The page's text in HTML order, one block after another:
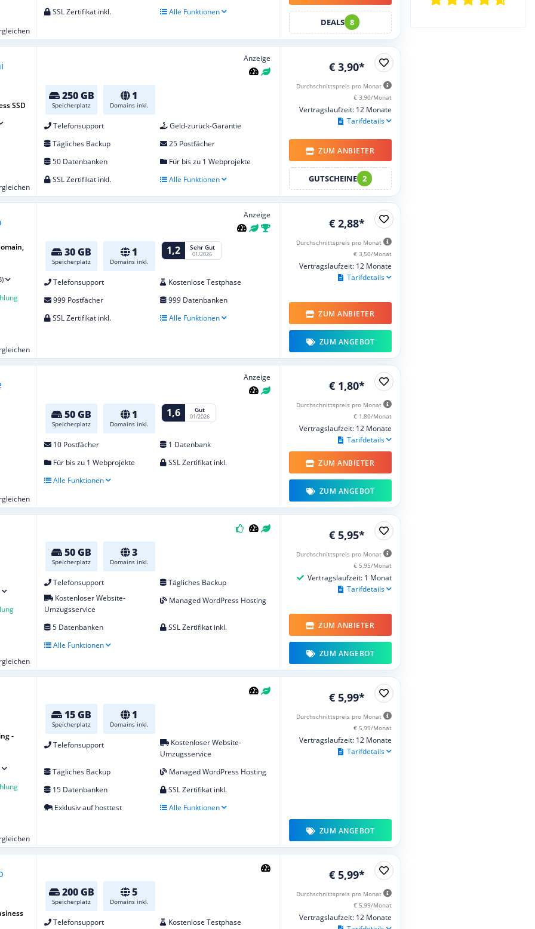
SSL Zertifikat inkl.
Alle Funktionen
DEALS 8
Anzeige
250 GB
Speicherplatz
1
Domains inkl.
Telefonsupport
Geld-zurück-Garantie
Tägliches Backup
25 Postfächer
50 Datenbanken
Für bis zu 1 Webprojekte
SSL Zertifikat inkl.
Alle Funktionen
SSD
€ 3,90*
Durchschnittspreis pro Monat
€ 3,90/Monat
Vertragslaufzeit: 12 Monate
Tarifdetails
ZUM ANBIETER
GUTSCHEINE 2
Anzeige
30 GB
Speicherplatz
1
Domains inkl.
1,2 Sehr Gut
01/2026
Telefonsupport
Kostenlose Testphase
999 Postfächer
999 Datenbanken
SSL Zertifikat inkl.
Alle Funktionen
€ 2,88*
Durchschnittspreis pro Monat
€ 3,50/Monat
Vertragslaufzeit: 12 Monate
Tarifdetails
ZUM ANBIETER
ZUM ANGEBOT
Anzeige
50 GB
Speicherplatz
1
Domains inkl.
1,6 Gut
01/2026
10 Postfächer
1 Datenbank
Für bis zu 1 Webprojekte
SSL Zertifikat inkl.
Alle Funktionen
€ 1,80*
Durchschnittspreis pro Monat
€ 1,80/Monat
Vertragslaufzeit: 12 Monate
Tarifdetails
ZUM ANBIETER
ZUM ANGEBOT
50 GB
Speicherplatz
3
Domains inkl.
Telefonsupport
Tägliches Backup
Kostenloser Website-
Umzugsservice
Managed WordPress Hosting
5 Datenbanken
SSL Zertifikat inkl.
Alle Funktionen
€ 5,95*
Durchschnittspreis pro Monat
€ 5,95/Monat
Vertragslaufzeit: 1 Monat
Tarifdetails
ZUM ANBIETER
ZUM ANGEBOT
15 GB
Speicherplatz
1
Domains inkl.
Telefonsupport
Kostenloser Website-
Umzugsservice
Tägliches Backup
Managed WordPress Hosting
15 Datenbanken
SSL Zertifikat inkl.
Exklusiv auf hosttest
Alle Funktionen
-
€ 5,99*
Durchschnittspreis pro Monat
€ 5,99/Monat
Vertragslaufzeit: 12 Monate
Tarifdetails
ZUM ANGEBOT
200 GB
Speicherplatz
5
Domains inkl.
Telefonsupport
Kostenlose Testphase
€ 5,99*
Durchschnittspreis pro Monat
€ 5,99/Monat
Vertragslaufzeit: 12 Monate